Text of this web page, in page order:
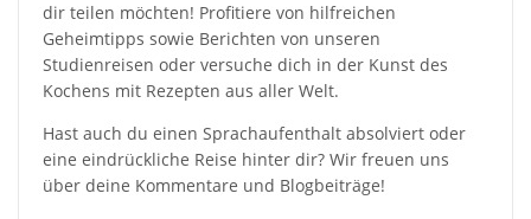
dir teilen möchten! Profitiere von hilfreichen
Geheimtipps sowie Berichten von unseren
Studienreisen oder versuche dich in der Kunst des
Kochens mit Rezepten aus aller Welt.
Hast auch du einen Sprachaufenthalt absolviert oder
eine eindrückliche Reise hinter dir? Wir freuen uns
über deine Kommentare und Blogbeiträge!